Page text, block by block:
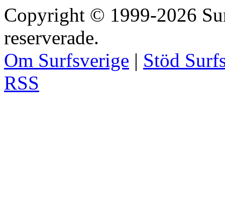
Copyright © 1999-2026
reserverade.
Om Surfsverige | Stöd
RSS